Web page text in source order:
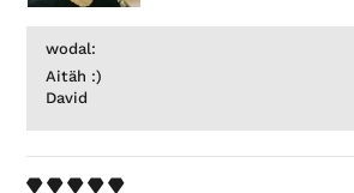
wodal:
Aitäh :)
David